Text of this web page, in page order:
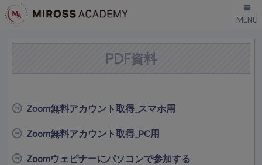
PDF資料
Zoom無料アカウント取得_スマホ用
Zoom無料アカウント取得_PC用
Zoomウェビナーにパソコンで参加する